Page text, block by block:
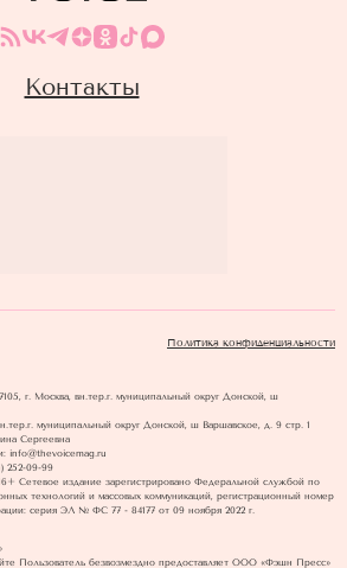
Контакты
Политика конфиденциальности
г. Москва, вн.тер.г. муниципальный округ Донской, ш
муниципальный округ Донской, ш Варшавское, д. 9 стр. 1
Сергеевна
info@thevoicemag.ru
252-09-99
Cетевое издание зарегистрировано Федеральной службой по
технологий и массовых коммуникаций, регистрационный номер
серия ЭЛ № ФС 77 - 84177 от 09 ноября 2022 г.
Пользователь безвозмездно предоставляет ООО «Фэшн Пресс»